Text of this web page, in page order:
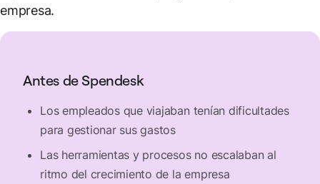
empresa.
Antes de Spendesk
Los empleados que viajaban tenían dificultades
para gestionar sus gastos
Las herramientas y procesos no escalaban al
ritmo del crecimiento de la empresa